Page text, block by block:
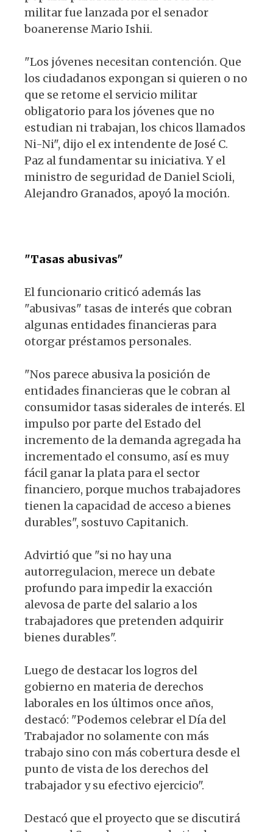
militar fue lanzada por el senador
boanerense Mario Ishii.
"Los jóvenes necesitan contención. Que
los ciudadanos expongan si quieren o no
que se retome el servicio militar
obligatorio para los jóvenes que no
estudian ni trabajan, los chicos llamados
Ni-Ni", dijo el ex intendente de José C.
Paz al fundamentar su iniciativa. Y el
ministro de seguridad de Daniel Scioli,
Alejandro Granados, apoyó la moción.
"Tasas abusivas"
El funcionario criticó además las
"abusivas" tasas de interés que cobran
algunas entidades financieras para
otorgar préstamos personales.
"Nos parece abusiva la posición de
entidades financieras que le cobran al
consumidor tasas siderales de interés. El
impulso por parte del Estado del
incremento de la demanda agregada ha
incrementado el consumo, así es muy
fácil ganar la plata para el sector
financiero, porque muchos trabajadores
tienen la capacidad de acceso a bienes
durables", sostuvo Capitanich.
Advirtió que "si no hay una
autorregulacion, merece un debate
profundo para impedir la exacción
alevosa de parte del salario a los
trabajadores que pretenden adquirir
bienes durables".
Luego de destacar los logros del
gobierno en materia de derechos
laborales en los últimos once años,
destacó: "Podemos celebrar el Día del
Trabajador no solamente con más
trabajo sino con más cobertura desde el
punto de vista de los derechos del
trabajador y su efectivo ejercicio".
Destacó que el proyecto que se discutirá